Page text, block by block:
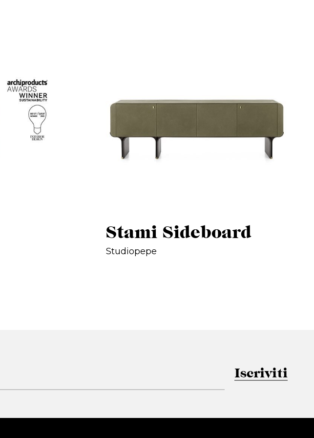
Stami Sideboard
Studiopepe
Iscriviti